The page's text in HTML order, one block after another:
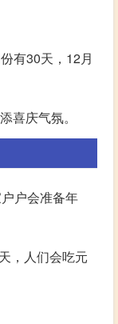
有30天，12月
喜庆气氛。
户会准备年
，人们会吃元